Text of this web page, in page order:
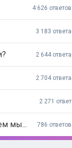
4 626 ответов
3 183 ответа
2 644 ответа
2 704 ответа
2 271 ответ
мы... 786 ответов